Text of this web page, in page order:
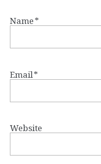
Name*
Email*
Website